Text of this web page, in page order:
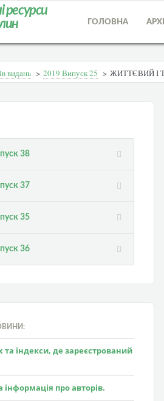
ресурси
ГОЛОВНА
видань > 2019 Випуск 25 > ЖИТТЄВИЙ І
38
37
35
36
та індекси, де зареєстрований
про авторів.